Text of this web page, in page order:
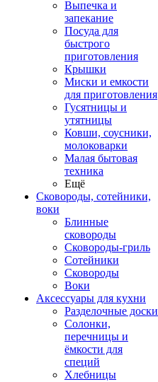
Выпечка и
запекание
Посуда для
быстрого
приготовления
Крышки
Миски и емкости
для приготовления
Гусятницы и
утятницы
Ковши, соусники,
молоковарки
Малая бытовая
техника
Ещё
Сковороды, сотейники,
воки
Блинные
сковороды
Сковороды-гриль
Сотейники
Сковороды
Воки
Аксессуары для кухни
Разделочные доски
Солонки,
перечницы и
ёмкости для
специй
Хлебницы